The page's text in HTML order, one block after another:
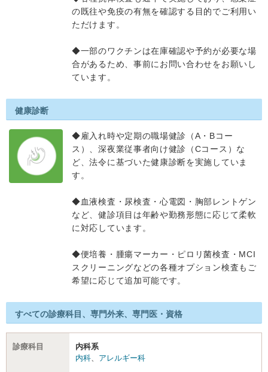
の既往や免疫の有無を確認する目的でご利用い
ただけます。
◆一部のワクチンは在庫確認や予約が必要な場
合があるため、事前にお問い合わせをお願いし
ています。
健康診断
◆雇入れ時や定期の職場健診（A・Bコー
ス）、深夜業従事者向け健診（Cコース）な
ど、法令に基づいた健康診断を実施していま
す。
◆血液検査・尿検査・心電図・胸部レントゲン
など、健診項目は年齢や勤務形態に応じて柔軟
に対応しています。
◆便培養・腫瘍マーカー・ピロリ菌検査・MCI
スクリーニングなどの各種オプション検査もご
希望に応じて追加可能です。
すべての診療科目、専門外来、専門医・資格
診療科目
内科系
内科、 アレルギー科